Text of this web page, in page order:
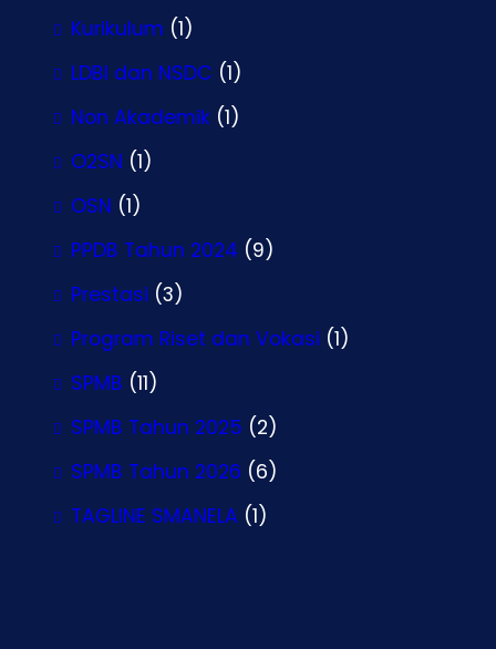
Kurikulum (1)
LDBI dan NSDC (1)
Non Akademik (1)
O2SN (1)
OSN (1)
PPDB Tahun 2024 (9)
Prestasi (3)
Program Riset dan Vokasi (1)
SPMB (11)
SPMB Tahun 2025 (2)
SPMB Tahun 2026 (6)
TAGLINE SMANELA (1)